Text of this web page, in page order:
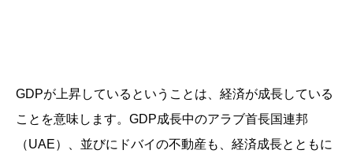
GDPが上昇しているということは、経済が成長している
ことを意味します。GDP成長中のアラブ首長国連邦
（UAE）、並びにドバイの不動産も、経済成長とともに